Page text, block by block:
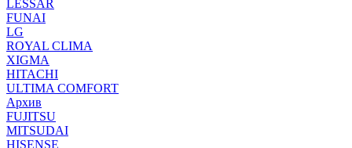
LESSAR
FUNAI
LG
ROYAL CLIMA
XIGMA
HITACHI
ULTIMA COMFORT
Архив
FUJITSU
MITSUDAI
HISENSE